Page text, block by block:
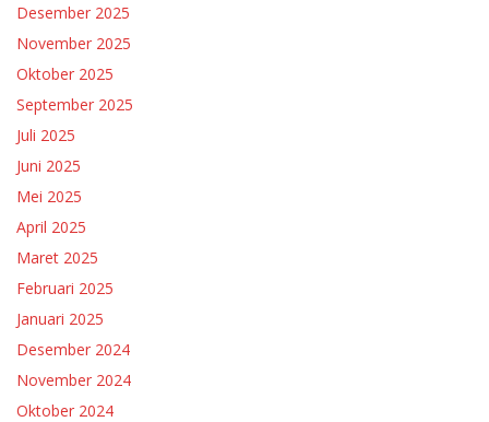
Desember 2025
November 2025
Oktober 2025
September 2025
Juli 2025
Juni 2025
Mei 2025
April 2025
Maret 2025
Februari 2025
Januari 2025
Desember 2024
November 2024
Oktober 2024